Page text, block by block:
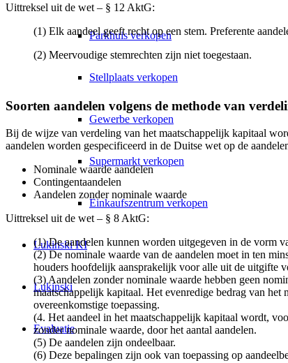
Parkhuis verkopen
Stellplaats verkopen
Gewerbe verkopen
Supermarkt verkopen
Einkaufszentrum verkopen
Lukinski KI
Lukinski
Evaluatie
Uittreksel uit de wet – § 12 AktG:
(1) Elk aandeel geeft recht op een stem. Preferente
(2) Meervoudige stemrechten zijn niet toegestaan.
Soorten aandelen volgens de methode van
Bij de wijze van verdeling van het maatschappelijk kapitaal
aandelen worden gespecificeerd in de Duitse wet op de
Nominale waarde aandelen
Contingentaandelen
Aandelen zonder nominale waarde
Uittreksel uit de wet – § 8 AktG:
(1) De aandelen kunnen worden uitgegeven in de vorm
(2) De nominale waarde van de aandelen moet in ten
houders hoofdelijk aansprakelijk voor alle uit de uitgifte
(3) Aandelen zonder nominale waarde hebben geen
maatschappelijk kapitaal. Het evenredige bedrag van
overeenkomstige toepassing.
(4. Het aandeel in het maatschappelijk kapitaal wordt,
zonder nominale waarde, door het aantal aandelen.
(5) De aandelen zijn ondeelbaar.
(6) Deze bepalingen zijn ook van toepassing op